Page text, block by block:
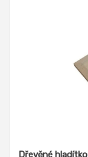
Dřevěné hladítko